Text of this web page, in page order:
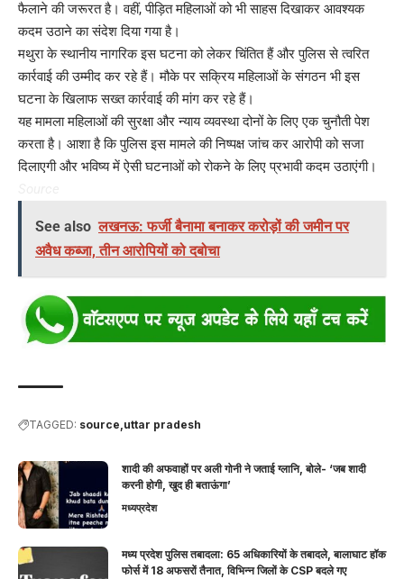
फैलाने की जरूरत है। वहीं, पीड़ित महिलाओं को भी साहस दिखाकर आवश्यक
कदम उठाने का संदेश दिया गया है।
मथुरा के स्थानीय नागरिक इस घटना को लेकर चिंतित हैं और पुलिस से त्वरित
कार्रवाई की उम्मीद कर रहे हैं। मौके पर सक्रिय महिलाओं के संगठन भी इस
घटना के खिलाफ सख्त कार्रवाई की मांग कर रहे हैं।
यह मामला महिलाओं की सुरक्षा और न्याय व्यवस्था दोनों के लिए एक चुनौती पेश
करता है। आशा है कि पुलिस इस मामले की निष्पक्ष जांच कर आरोपी को सजा
दिलाएगी और भविष्य में ऐसी घटनाओं को रोकने के लिए प्रभावी कदम उठाएंगी।
See also लखनऊ: फर्जी बैनामा बनाकर करोड़ों की जमीन पर
अवैध कब्जा, तीन आरोपियों को दबोचा
TAGGED: source uttar pradesh
शादी की अफवाहों पर अली गोनी ने जताई ग्लानि, बोले- ‘जब शादी
करनी होगी, खुद ही बताऊंगा’
मध्यप्रदेश
मध्य प्रदेश पुलिस तबादला: 65 अधिकारियों के तबादले, बालाघाट हॉक
फोर्स में 18 अफसरों तैनात, विभिन्न जिलों के CSP बदले गए